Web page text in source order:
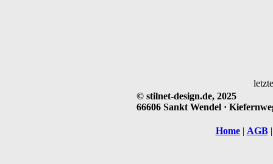
© stilnet-design.de, 2025
66606 Sankt Wendel ·
Home| AGB